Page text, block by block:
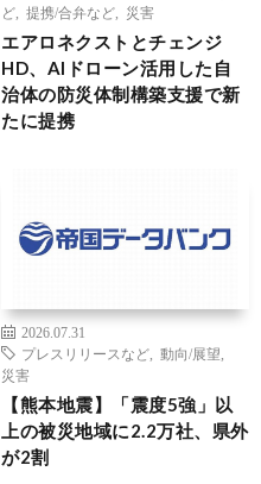
ど
提携/合弁など 災害
エアロネクストとチェンジ
HD、AIドローン活用した自
治体の防災体制構築支援で新
たに提携
2026.07.31
プレスリリースなど
動向/展望
災害
【熊本地震】「震度5強」以
上の被災地域に2.2万社、県外
が2割